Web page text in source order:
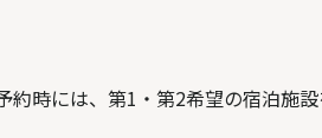
時には、第1・第2希望の宿泊施設